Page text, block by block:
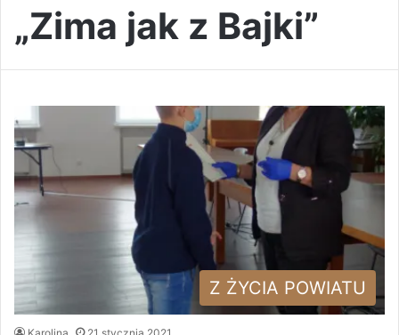
„Zima jak z Bajki”
Z ŻYCIA POWIATU